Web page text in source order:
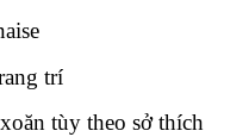
trí
tùy theo sở thích